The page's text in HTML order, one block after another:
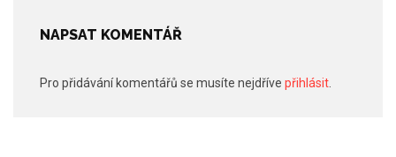
NAPSAT KOMENTÁŘ
Pro přidávání komentářů se musíte nejdříve přihlásit